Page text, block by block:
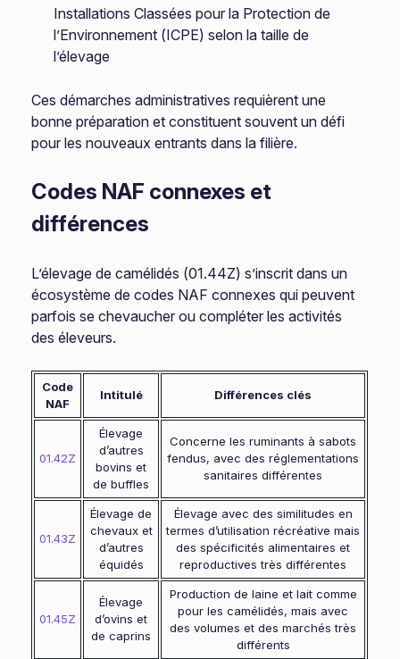
Installations Classées pour la Protection de
l’Environnement (ICPE) selon la taille de
l’élevage
Ces démarches administratives requièrent une
bonne préparation et constituent souvent un défi
pour les nouveaux entrants dans la filière.
Codes NAF connexes et
différences
L’élevage de camélidés (01.44Z) s’inscrit dans un
écosystème de codes NAF connexes qui peuvent
parfois se chevaucher ou compléter les activités
des éleveurs.
Code
NAF
Intitulé Différences clés
01.42Z
Élevage
d’autres
bovins et
de buffles
Concerne les ruminants à sabots
fendus, avec des réglementations
sanitaires différentes
01.43Z
Élevage de
chevaux et
d’autres
équidés
Élevage avec des similitudes en
termes d’utilisation récréative mais
des spécificités alimentaires et
reproductives très différentes
01.45Z
Élevage
d’ovins et
de caprins
Production de laine et lait comme
pour les camélidés, mais avec
des volumes et des marchés très
différents